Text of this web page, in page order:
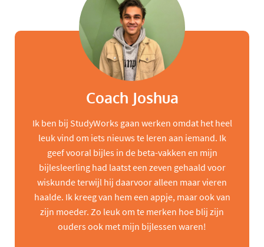
Coach Joshua
Ik ben bij StudyWorks gaan werken omdat het heel
leuk vind om iets nieuws te leren aan iemand. Ik
geef vooral bijles in de beta-vakken en mijn
bijlesleerling had laatst een zeven gehaald voor
wiskunde terwijl hij daarvoor alleen maar vieren
haalde. Ik kreeg van hem een appje, maar ook van
zijn moeder. Zo leuk om te merken hoe blij zijn
ouders ook met mijn bijlessen waren!